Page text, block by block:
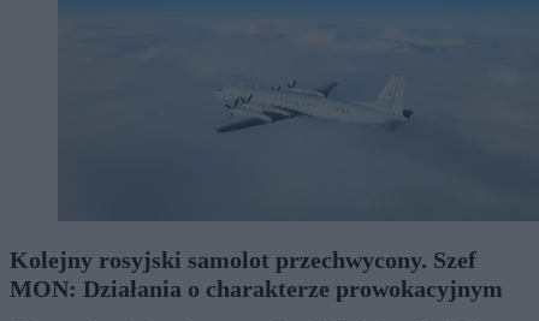
Kolejny rosyjski samolot przechwycony. Szef
MON: Działania o charakterze prowokacyjnym